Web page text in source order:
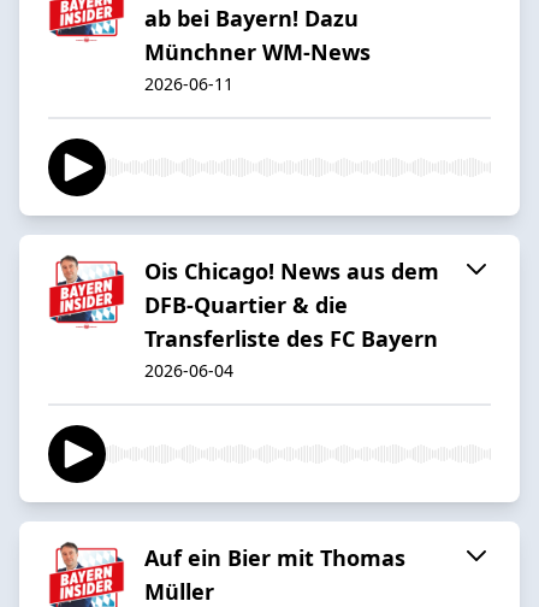
ab bei Bayern! Dazu
Münchner WM-News
2026-06-11
Ois Chicago! News aus dem
DFB-Quartier & die
Transferliste des FC Bayern
2026-06-04
Auf ein Bier mit Thomas
Müller